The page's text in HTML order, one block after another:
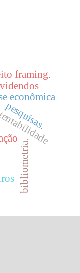
bibliometria.
econômica
pesquisas.
framing.